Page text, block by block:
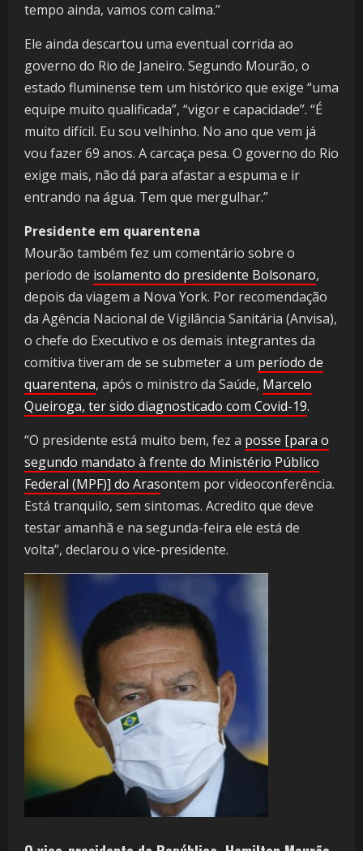
tempo ainda, vamos com calma.”
Ele ainda descartou uma eventual corrida ao
governo do Rio de Janeiro. Segundo Mourão, o
estado fluminense tem um histórico que exige “uma
equipe muito qualificada”, “vigor e capacidade”. “É
muito difícil. Eu sou velhinho. No ano que vem já
vou fazer 69 anos. A carcaça pesa. O governo do Rio
exige mais, não dá para afastar a espuma e ir
entrando na água. Tem que mergulhar.”
Presidente em quarentena
Mourão também fez um comentário sobre o
período de isolamento do presidente Bolsonaro,
depois da viagem a Nova York. Por recomendação
da Agência Nacional de Vigilância Sanitária (Anvisa),
o chefe do Executivo e os demais integrantes da
comitiva tiveram de se submeter a um período de
quarentena, após o ministro da Saúde, Marcelo
Queiroga, ter sido diagnosticado com Covid-19.
“O presidente está muito bem, fez a posse [para o
segundo mandato à frente do Ministério Público
Federal (MPF)] do Arasontem por videoconferência.
Está tranquilo, sem sintomas. Acredito que deve
testar amanhã e na segunda-feira ele está de
volta”, declarou o vice-presidente.